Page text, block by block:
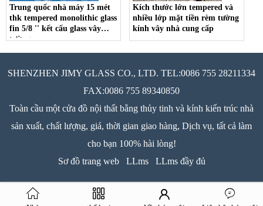
Trung quốc nhà máy 15 mét
thk tempered monolithic glass
fin 5/8 '' kết cấu glass vây
tường
Kích thước lớn tempered và
nhiều lớp mặt tiền rèm tường
kính vây nhà cung cấp
SHENZHEN JIMY GLASS CO., LTD. TEL:0086 755 28211334
FAX:0086 755 89340850
Toàn cầu một cửa đồ nội thất bằng thủy tinh và kính kiến trúc nhà
sản xuất, chất lượng, giá, thời gian giao hàng, Dịch vụ, tất cả làm
cho bạn 100% hài lòng!
Sơ đồ trang web
LLms LLms đầy đủ